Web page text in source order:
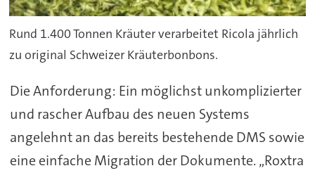
Rund 1.400 Tonnen Kräuter verarbeitet Ricola jährlich
zu original Schweizer Kräuterbonbons.
Die Anforderung: Ein möglichst unkomplizierter
und rascher Aufbau des neuen Systems
angelehnt an das bereits bestehende DMS sowie
eine einfache Migration der Dokumente. „Roxtra